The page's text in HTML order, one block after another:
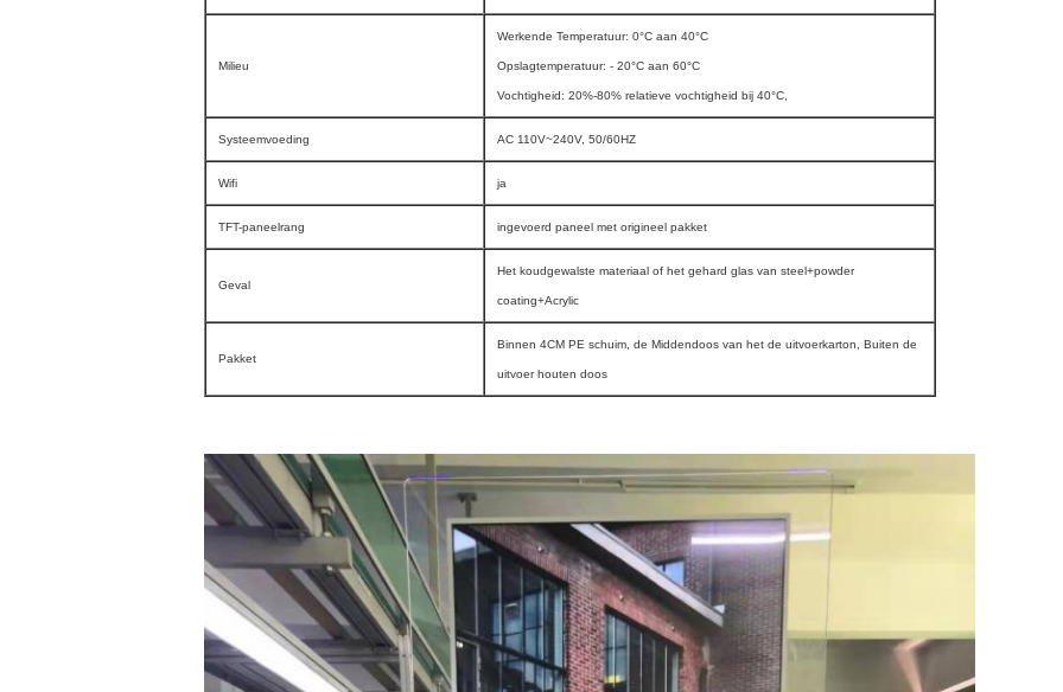
Milieu
Werkende Temperatuur: 0°C aan 40°C
Opslagtemperatuur: - 20°C aan 60°C
Vochtigheid: 20%-80% relatieve vochtigheid bij 40°C,
Systeemvoeding AC 110V~240V, 50/60HZ
Wifi ja
TFT-paneelrang ingevoerd paneel met origineel pakket
Geval
Het koudgewalste materiaal of het gehard glas van steel+powder
coating+Acrylic
Pakket
Binnen 4CM PE schuim, de Middendoos van het de uitvoerkarton, Buiten de
uitvoer houten doos